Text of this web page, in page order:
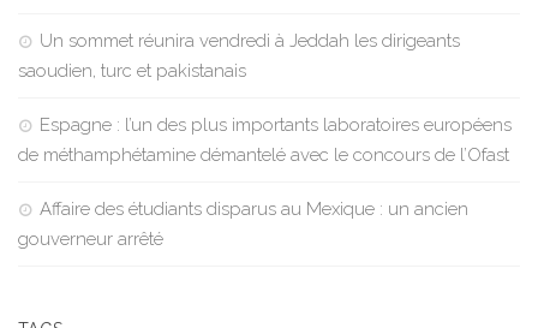
Un sommet réunira vendredi à Jeddah les dirigeants
saoudien, turc et pakistanais
Espagne : l’un des plus importants laboratoires européens
de méthamphétamine démantelé avec le concours de l’Ofast
Affaire des étudiants disparus au Mexique : un ancien
gouverneur arrêté